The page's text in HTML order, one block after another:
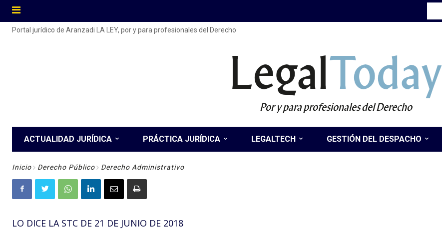
Portal jurídico de Aranzadi LA LEY, por y para profesionales del Derecho
LegalToday
Por y para profesionales del Derecho
ACTUALIDAD JURÍDICA PRÁCTICA JURÍDICA LEGALTECH GESTIÓN DEL DESPACHO
Inicio Derecho Público Derecho Administrativo
LO DICE LA STC DE 21 DE JUNIO DE 2018